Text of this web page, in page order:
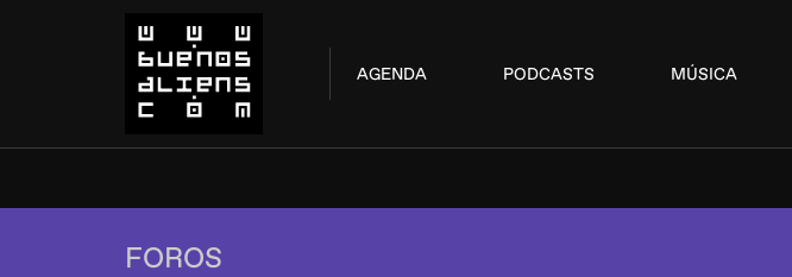
AGENDA PODCASTS MÚSICA
FOROS